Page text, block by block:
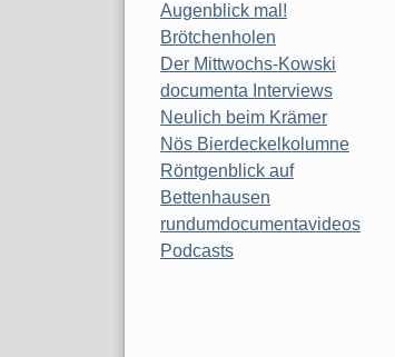
Augenblick mal!
Brötchenholen
Der Mittwochs-Kowski
documenta Interviews
Neulich beim Krämer
Nös Bierdeckelkolumne
Röntgenblick auf
Bettenhausen
rundumdocumentavideos
Podcasts